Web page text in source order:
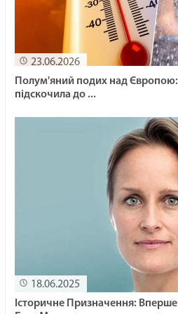
23.06.2026
Полум'яний подих над
підскочила до ...
18.06.2025
Історичне Призначення: